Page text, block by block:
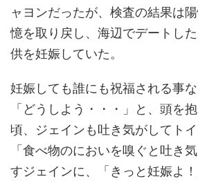
ャヨンだったが、検査の結果は
憶を取り戻し、海辺でデートし
供を妊娠していた。
妊娠しても誰にも祝福される事な
「どうしよう・・・」と、頭を
頃、ジェインも吐き気がしてトイ
「食べ物のにおいを嗅ぐと吐き
すジェインに、「きっと妊娠よ